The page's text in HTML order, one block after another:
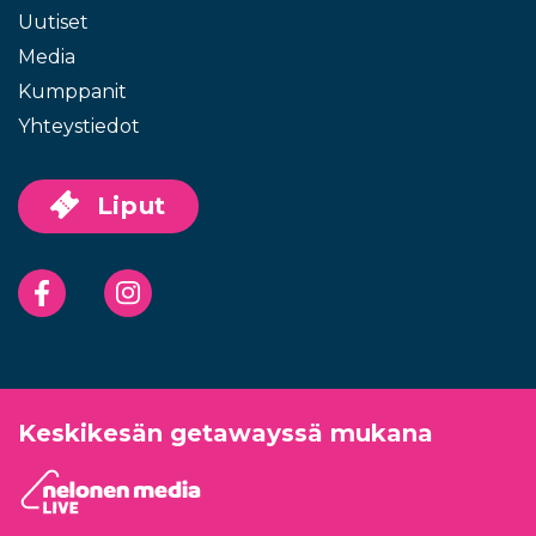
Uutiset
Media
Kumppanit
Yhteystiedot
Liput
FacebookInstagram
Keskikesän getawayssä mukana